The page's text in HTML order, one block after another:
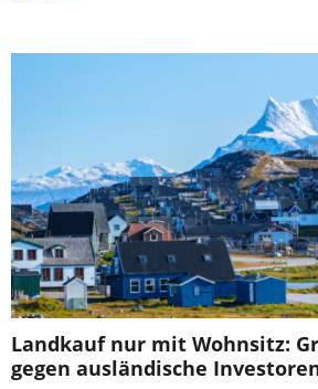
Landkauf nur mit Wohnsitz:
gegen ausländische